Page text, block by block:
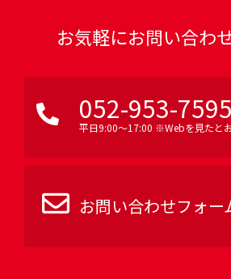
お気軽にお問い合わ
052-953-7595
平日9:00〜17:00 ※Webを見たと
お問い合わせフォー